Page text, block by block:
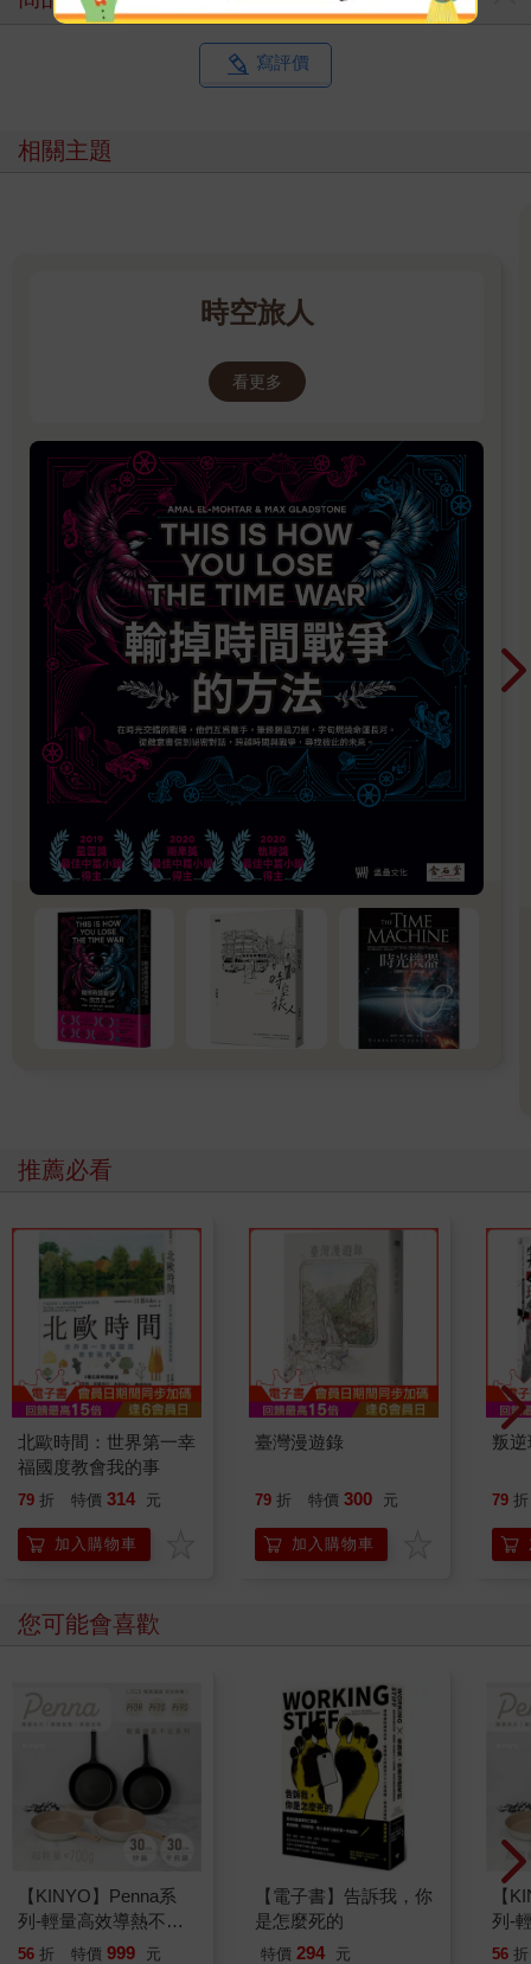
寫評價
相關主題
時空旅人
看更多
推薦必看
北歐時間：世界第一幸
福國度教會我的事
79 折 特價 314 元
加入購物車
臺灣漫遊錄
79 折 特價 300 元
加入購物車
叛
79 折
您可能會喜歡
【KINYO】Penna系
列-輕量高效導熱不沾
平煎鍋30cm
56 折 特價 999 元
【電子書】告訴我，你
是怎麼死的
特價 294 元
【
列-
平
56 折